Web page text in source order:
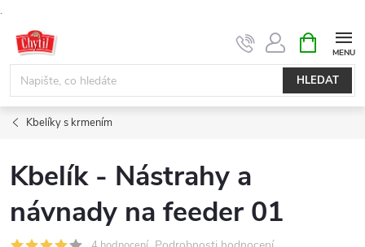
.
obsah
HLEDAT
NÁKUPNÍ
KOŠÍK
Kbelíky s krmením
Kbelík - Nástrahy a
návnady na feeder 01